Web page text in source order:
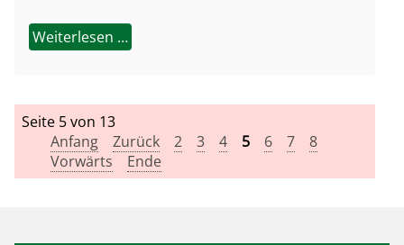
Weiterlesen …
Seite 5 von 13
Anfang
Zurück 2 3 4 5 6 7
8
Vorwärts
Ende